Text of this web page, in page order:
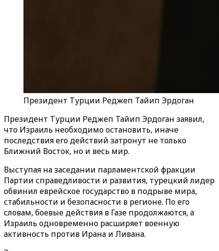
Президент Турции Реджеп Тайип Эрдоган
Президент Турции Реджеп Тайип Эрдоган заявил,
что Израиль необходимо остановить, иначе
последствия его действий затронут не только
Ближний Восток, но и весь мир.
Выступая на заседании парламентской фракции
Партии справедливости и развития, турецкий лидер
обвинил еврейское государство в подрыве мира,
стабильности и безопасности в регионе. По его
словам, боевые действия в Газе продолжаются, а
Израиль одновременно расширяет военную
активность против Ирана и Ливана.